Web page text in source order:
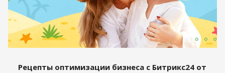
Рецепты оптимизации бизнеса с Битрикс24 от